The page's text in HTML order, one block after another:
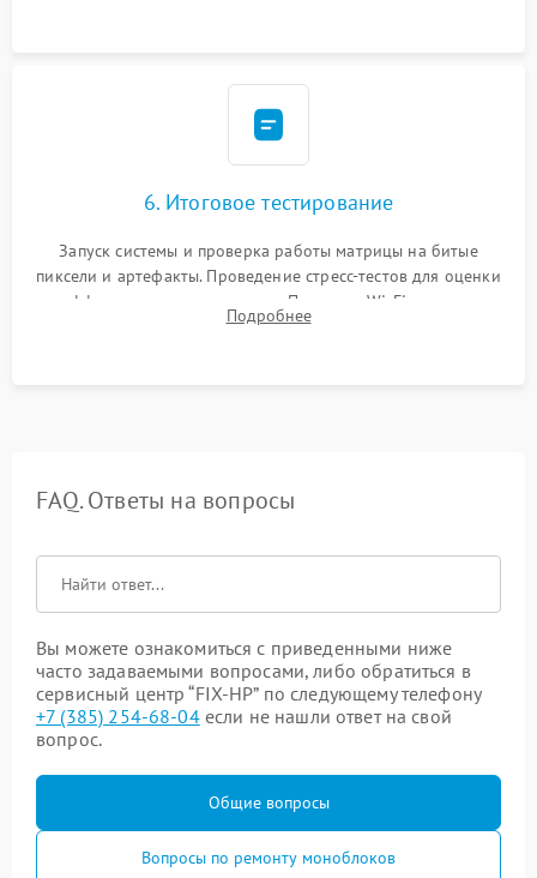
6. Итоговое тестирование
Запуск системы и проверка работы матрицы на битые
пиксели и артефакты. Проведение стресс-тестов для оценки
эффективности охлаждения. Проверка Wi-Fi, камеры,
микрофона и всех портов перед выдачей устройства.
Подробнее
FAQ. Ответы на вопросы
Вы можете ознакомиться с приведенными ниже
часто задаваемыми вопросами, либо обратиться в
сервисный центр “FIX-HP” по следующему телефону
+7 (385) 254-68-04если не нашли ответ на свой
вопрос.
Общие вопросы
Вопросы по ремонту моноблоков